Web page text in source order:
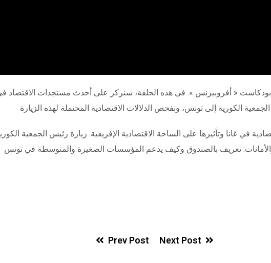
« أفروبيزنس ». في هذه الحلقة، سنركز على أحدث مستجدات الاقتصاد
Prev Post Next Post